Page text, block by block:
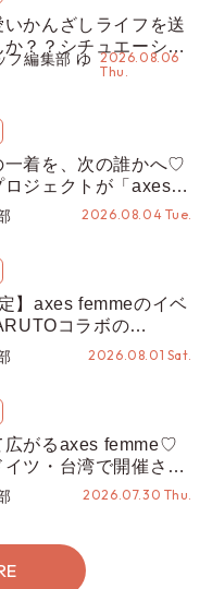
かんざしライフを送
か？？シチュエーショ
”のオススメ【ショッ
部】
フ編集部 ゆ 2026.08.06
Thu.
一着を、次の誰かへ♡
ロジェクトが「axes
プデート！活用する
手に入る◎
2026.08.04 Tue.
】axes femmeのイベ
コラボの
から、プチYour
ーパーティまで！8月
2026.08.01 Sat.
広がるaxes femme♡
ツ・台湾で開催され
お届け！美沙子さんか
も♬【海外イベントレ
2026.07.30 Thu.